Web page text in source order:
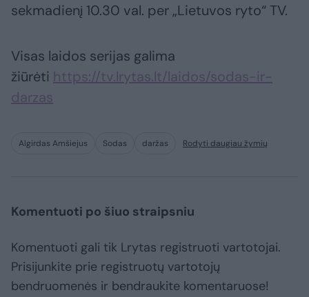
sekmadienį 10.30 val. per „Lietuvos ryto“ TV.
Visas laidos serijas galima
žiūrėti https://tv.lrytas.lt/laidos/sodas-ir-
darzas
Algirdas Amšiejus Sodas daržas Rodyti daugiau žymių
Komentuoti po šiuo straipsniu
Komentuoti gali tik Lrytas registruoti vartotojai.
Prisijunkite prie registruotų vartotojų
bendruomenės ir bendraukite komentaruose!